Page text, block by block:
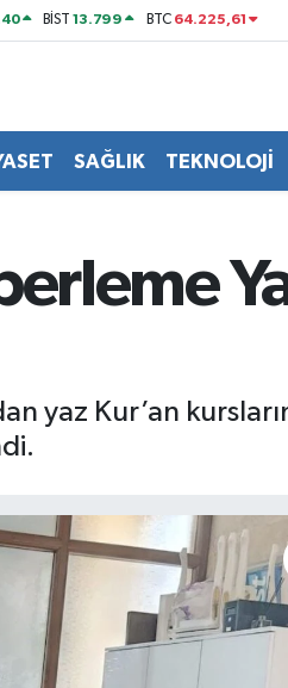
BİST13.799 BTC 64.225,61
SAĞLIK TEKNOLOJİ
yaz Kur’an